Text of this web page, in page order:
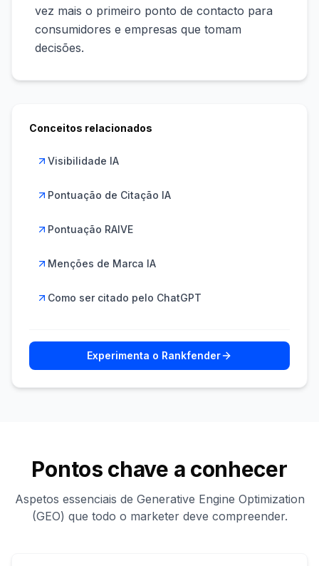
vez mais o primeiro ponto de contacto para
consumidores e empresas que tomam
decisões.
Conceitos relacionados
Visibilidade IA
Pontuação de Citação IA
Pontuação RAIVE
Menções de Marca IA
Como ser citado pelo ChatGPT
Experimenta o Rankfender
Pontos chave a conhecer
Aspetos essenciais de Generative Engine Optimization
(GEO) que todo o marketer deve compreender.